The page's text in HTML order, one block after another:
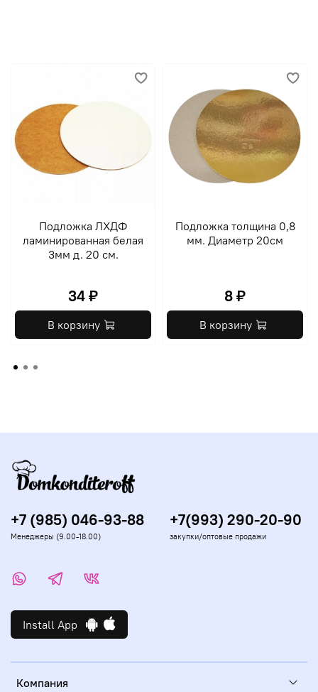
Подложка ЛХДФ
ламинированная белая
3мм д. 20 см.
34 ₽
В корзину
Подложка толщина 0,8
мм. Диаметр 20см
8 ₽
В корзину
Компания
Install App
+7 (985) 046-93-88
Менеджеры (9.00-18.00)
+7(993) 290-20-90
закупки/оптовые продажи